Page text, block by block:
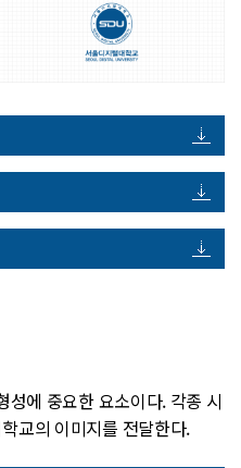
성에 중요한 요소이다. 각종 시
교의 이미지를 전달한다.